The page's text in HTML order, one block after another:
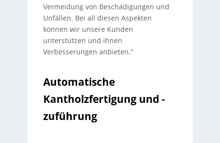
Vermeidung von Beschädigungen und
Unfällen. Bei all diesen Aspekten
können wir unsere Kunden
unterstützen und ihnen
Verbesserungen anbieten.“
Automatische
Kantholzfertigung und -
zuführung